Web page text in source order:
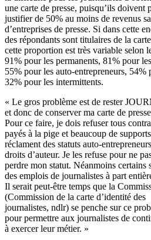
une carte de presse, puisqu’ils doivent
justifier de 50% au moins de revenus
d’entreprises de presse. Si dans cette
des répondants sont titulaires de la
cette proportion est très variable selon
91% pour les permanents, 81% pour
55% pour les auto-entrepreneurs, 54%
32% pour les intermittents.
« Le gros problème est de rester
et donc de conserver ma carte de
Pour ce faire, je dois refuser tous
payés à la pige et beaucoup de supports
réclament des statuts auto-
droits d’auteur. Je les refuse pour ne
perdre mon statut. Néanmoins certains
des emplois de journalistes à part
Il serait peut-être temps que la
(Commission de la carte d’identité des
journalistes, ndlr) se penche sur ce
pour permettre aux journalistes de
à exercer leur métier. »